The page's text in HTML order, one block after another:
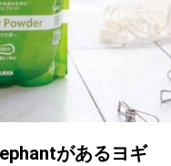
があるヨギ